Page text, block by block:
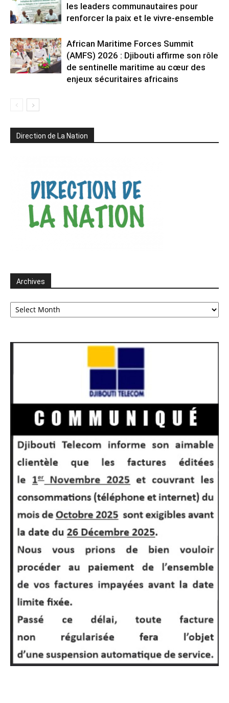
les leaders communautaires pour
renforcer la paix et le vivre-ensemble
African Maritime Forces Summit
(AMFS) 2026 : Djibouti affirme son rôle
de sentinelle maritime au cœur des
enjeux sécuritaires africains
Direction de La Nation
Archives
Archives